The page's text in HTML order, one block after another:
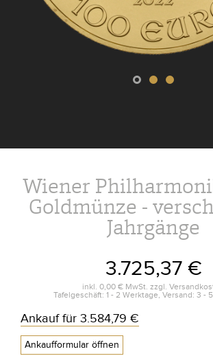
Wiener
Goldmünze -
Jahrgänge
3.725,37 €
inkl. 0,00 € MwSt. zzgl.
Tafelgeschäft: 1 - 2 Werktage, Versand: 3 -
Ankauf für 3.584,79 €
Ankaufformular öffnen